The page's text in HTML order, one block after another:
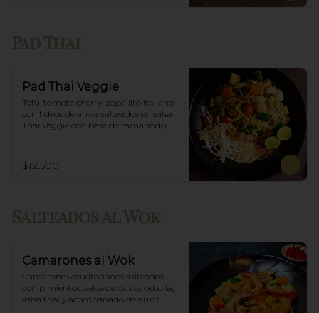
Pad Thai Veggie
Tofu, tomate cherry, zapallito italiano
con fideos de arroz salteados en salsa
Thai Veggie con base de tamarindo,
$12.500
Salteados al Wok
Camarones al Wok
Camarones ecuatorianos salteados
con pimientos, salsa de ostras cebolla,
salsa thai y acompañado de arroz